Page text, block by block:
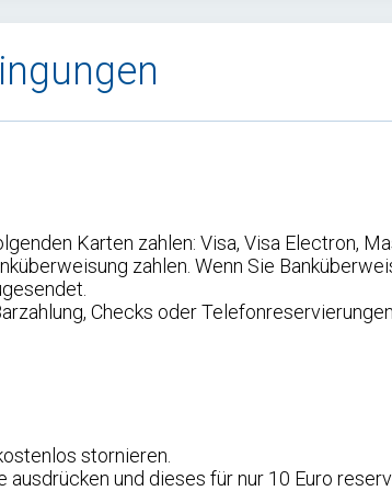
Karten zahlen: Visa, Visa Electron,
zahlen. Wenn Sie
Checks oder
stornieren.
ausdrücken und dieses für nur 10 Euro